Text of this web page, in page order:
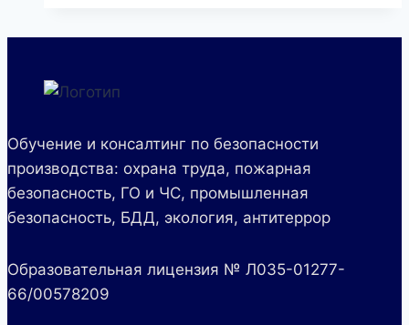
Обучение и консалтинг по безопасности
производства: охрана труда, пожарная
безопасность, ГО и ЧС, промышленная
безопасность, БДД, экология, антитеррор
Образовательная лицензия № Л035-01277-
66/00578209